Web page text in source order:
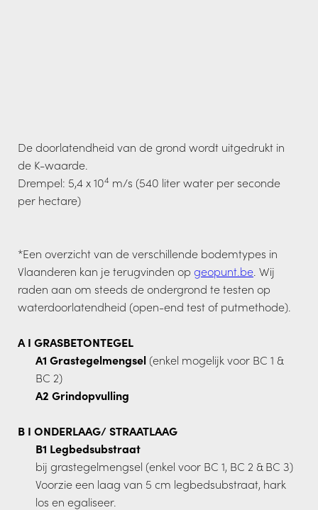
De doorlatendheid van de grond wordt uitgedrukt in
de K-waarde.
Drempel: 5,4 x 104 m/s (540 liter water per seconde
per hectare)
*Een overzicht van de verschillende bodemtypes in
Vlaanderen kan je terugvinden op geopunt.be . Wij
raden aan om steeds de ondergrond te testen op
waterdoorlatendheid (open-end test of putmethode).
A I GRASBETONTEGEL
A1 Grastegelmengsel (enkel mogelijk voor BC 1 &
BC 2)
A2 Grindopvulling
B I ONDERLAAG/ STRAATLAAG
B1 Legbedsubstraat
bij grastegelmengsel (enkel voor BC 1, BC 2 & BC 3)
Voorzie een laag van 5 cm legbedsubstraat, hark
los en egaliseer.